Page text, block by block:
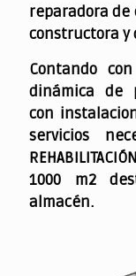
reparadora de
constructora y
Contando
dinámica de
con
servicios
1000 m2
almacén.